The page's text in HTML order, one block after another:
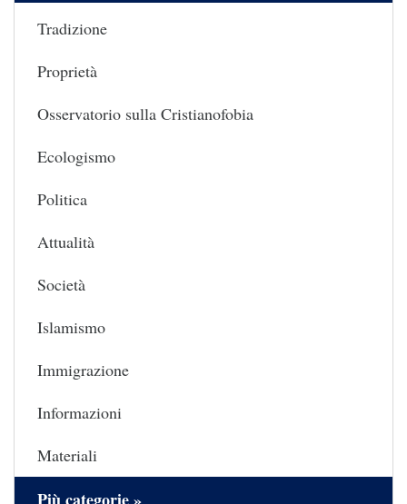
Tradizione
Proprietà
Osservatorio sulla Cristianofobia
Ecologismo
Politica
Attualità
Società
Islamismo
Immigrazione
Informazioni
Materiali